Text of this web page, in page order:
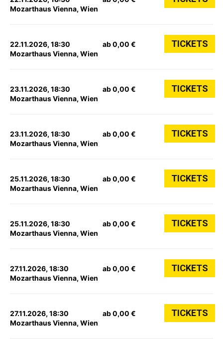
Mozarthaus Vienna, Wien
22.11.2026, 18:30
Mozarthaus Vienna, Wien
ab 0,00 € TICKETS
23.11.2026, 18:30
Mozarthaus Vienna, Wien
ab 0,00 € TICKETS
23.11.2026, 18:30
Mozarthaus Vienna, Wien
ab 0,00 € TICKETS
25.11.2026, 18:30
Mozarthaus Vienna, Wien
ab 0,00 € TICKETS
25.11.2026, 18:30
Mozarthaus Vienna, Wien
ab 0,00 € TICKETS
27.11.2026, 18:30
Mozarthaus Vienna, Wien
ab 0,00 € TICKETS
27.11.2026, 18:30
Mozarthaus Vienna, Wien
ab 0,00 € TICKETS